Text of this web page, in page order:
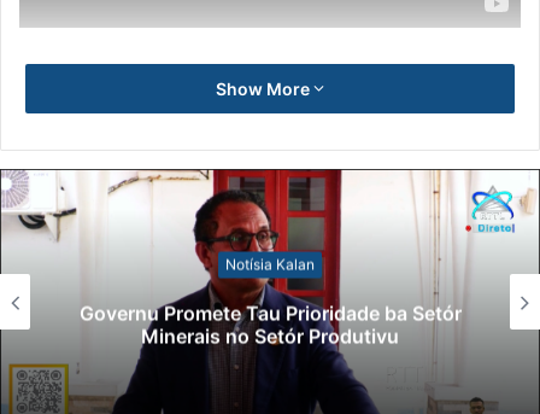
Show More
Notísia Kalan
Governu Promete Tau Prioridade ba Setór
Minerais no Setór Produtivu